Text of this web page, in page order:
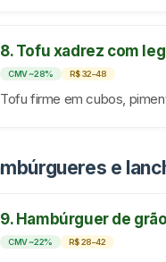
8. Tofu xadrez com
CMV ~28% R$ 32–48
Tofu firme em cubos,
e
9. Hambúrguer de
CMV ~22% R$ 28–42